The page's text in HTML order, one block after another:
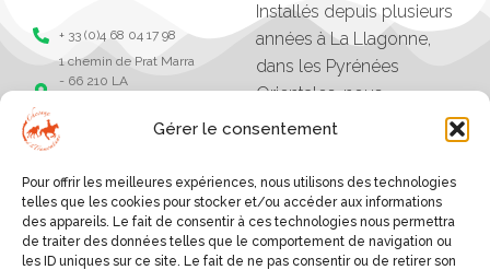
Gérer le consentement
Pour offrir les meilleures expériences, nous utilisons des technologies
telles que les cookies pour stocker et/ou accéder aux informations
des appareils. Le fait de consentir à ces technologies nous permettra
de traiter des données telles que le comportement de navigation ou
les ID uniques sur ce site. Le fait de ne pas consentir ou de retirer son
+ 33 (0)4 68 04 17 98
1 chemin de Prat Marra
- 66 210 LA
Pyrénées Orientales
Chevaux de la
tramontane
Installés depuis plusieurs
années à La Llagonne,
dans les Pyrénées
Orientales, nous
organisons des balades,
cheval.
Les excursions vont
d'une heure à plusieurs
jours, et sont organisés